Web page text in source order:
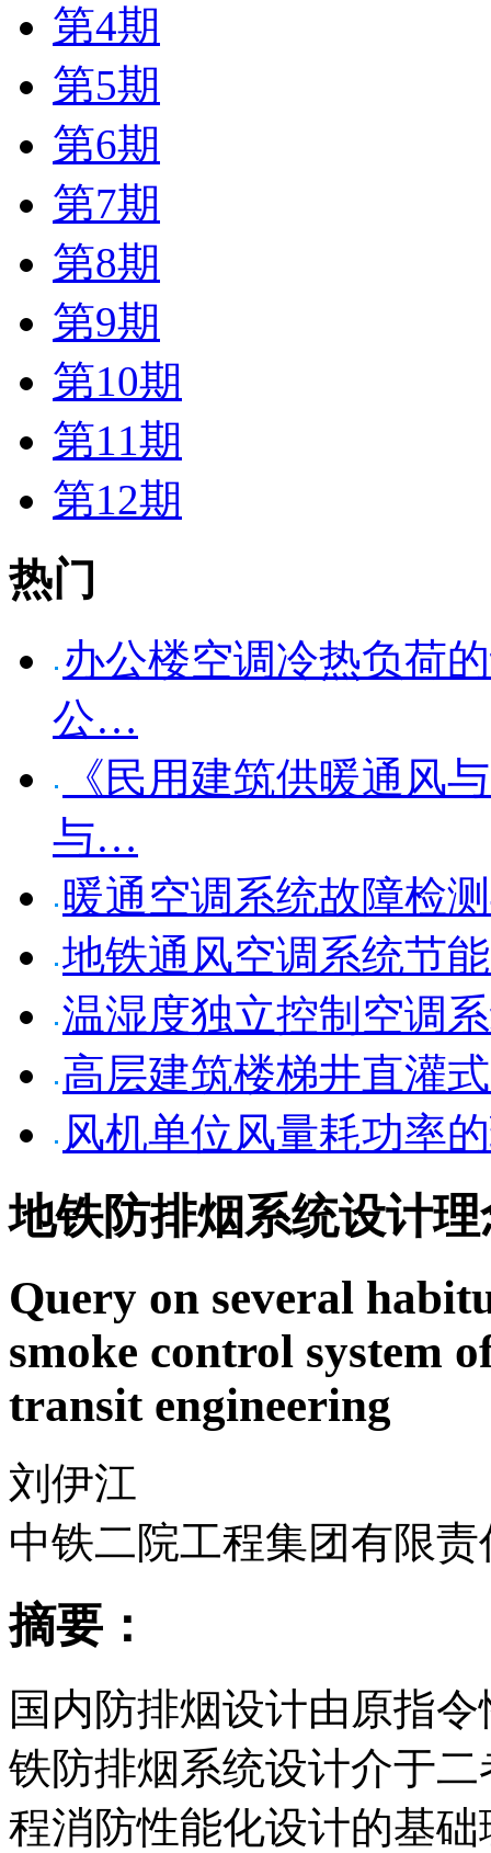
第4期
第5期
第6期
第7期
第8期
第9期
第10期
第11期
第12期
热门
办公楼空调冷热负荷
公…
《民用建筑供暖通风
与…
暖通空调系统故障检
地铁通风空调系统节
温湿度独立控制空调
高层建筑楼梯井直灌
风机单位风量耗功率
地铁防排烟系统设计
Query on several
smoke control system
transit engineering
刘伊江
中铁二院工程集团有限责
摘要：
国内防排烟设计由原指
铁防排烟系统设计介于
程消防性能化设计的基